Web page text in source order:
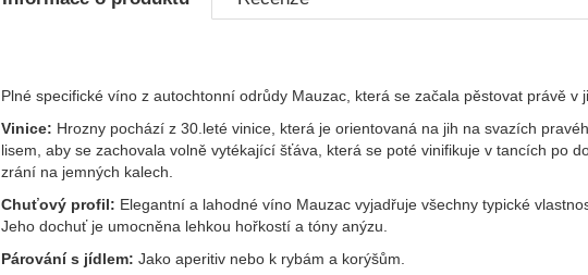
Plné specifické víno z autochtonní odrůdy Mauzac, která se začala pěstovat právě v
Vinice: Hrozny pochází z 30.leté vinice, která je orientovaná na jih na svazích
lisem, aby se zachovala volně vytékající šťáva, která se poté vinifikuje v tancích po
zrání na jemných kalech.
Chuťový profil: Elegantní a lahodné víno Mauzac vyjadřuje všechny typické
Jeho dochuť je umocněna lehkou hořkostí a tóny anýzu.
Párování s jídlem: Jako aperitiv nebo k rybám a korýšům.